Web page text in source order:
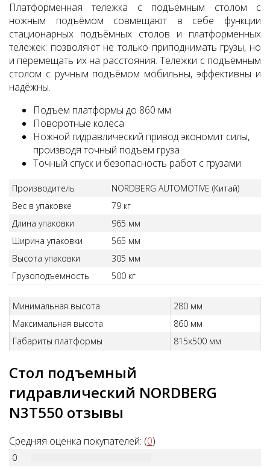
Платформенная тележка с подъёмным столом с
ножным подъёмом совмещают в себе функции
стационарных подъёмных столов и платформенных
тележек: позволяют не только приподнимать грузы, но
и перемещать их на расстояния. Тележки с подъёмным
столом с ручным подъёмом мобильны, эффективны и
надёжны.
Подъем платформы до 860 мм
Поворотные колеса
Ножной гидравлический привод экономит силы,
производя точный подъем груза
Точный спуск и безопасность работ с грузами
Производитель
NORDBERG AUTOMOTIVE (Китай)
Вес в упаковке
79 кг
Длина упаковки
965 мм
Ширина упаковки
565 мм
Высота упаковки
305 мм
Грузоподъемность
500 кг
Минимальная высота
280 мм
Максимальная высота
860 мм
Габариты платформы
815х500 мм
Стол подъемный
гидравлический NORDBERG
N3T550 отзывы
Средняя оценка покупателей: (0)
0